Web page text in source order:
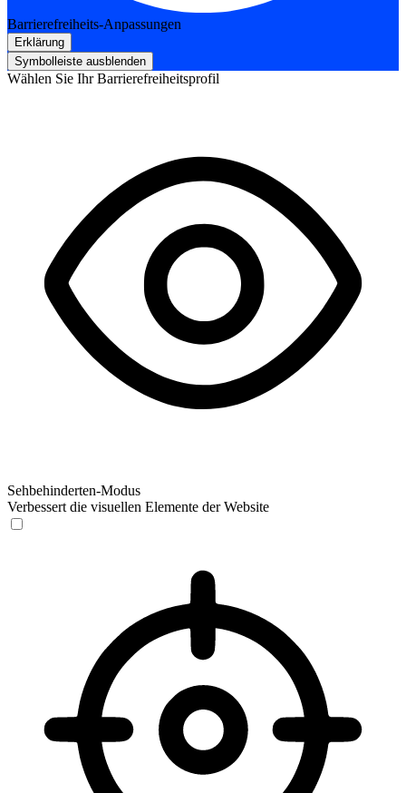
Barrierefreiheits-Anpassungen
Erklärung
Symbolleiste ausblenden
Wählen Sie Ihr Barrierefreiheitsprofil
Sehbehinderten-Modus
Verbessert die visuellen Elemente der Website